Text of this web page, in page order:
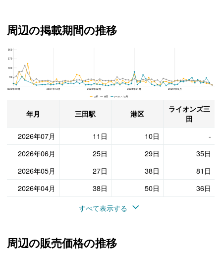
周辺の掲載期間の推移
2020年10月 2021年12月 2023年02月 2024年04月 2025年06月
360
270
180
90
三田 港区 ライオンズ三田
年月 三田駅 港区
ライオンズ三
田
2026年07月
11日 10日
-
2026年06月
25日 29日
35日
2026年05月
27日 38日
81日
2026年04月
38日 50日
36日
すべて表示する
周辺の販売価格の推移